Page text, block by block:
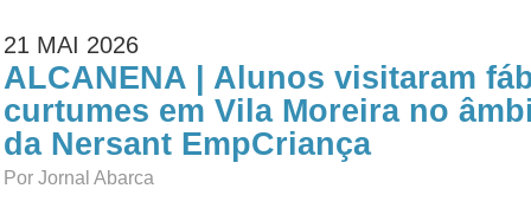
21 MAI 2026
ALCANENA | Alunos visitaram
curtumes em Vila Moreira no
da Nersant EmpCriança
Por Jornal Abarca